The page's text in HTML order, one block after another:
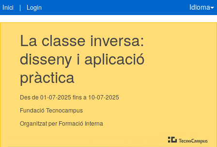
Inici | Login Idioma
La classe inversa:
disseny i aplicació
pràctica
Des de 01-07-2025 fins a 10-07-2025
Fundació Tecnocampus
Organitzat per Formació Interna